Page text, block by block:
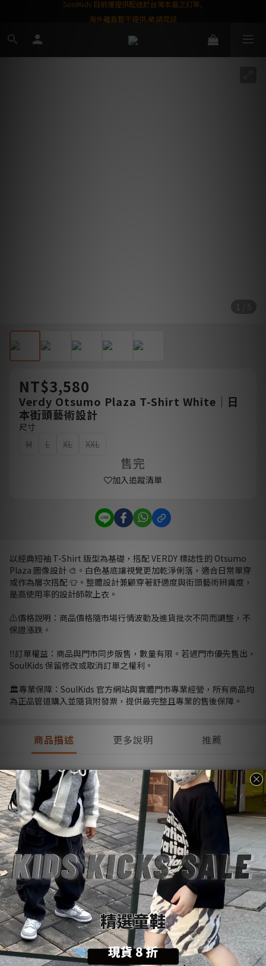
1 / 5
NT$3,580
Verdy Otsumo Plaza T-Shirt White｜日
本街頭藝術設計
尺寸
M
L XL XXL
售完
加入追蹤清單
以經典短袖 T-Shirt 版型為基礎，搭配 VERDY 標誌性的 Otsumo
Plaza 圖像設計 🎨。白色基底讓視覺更加乾淨俐落，適合日常單穿
或作為層次搭配 👕。整體設計兼顧穿著舒適度與街頭藝術辨識度，
是高使用率的設計師款上衣。
⚠️價格說明：商品價格隨市場行情波動及進貨批次不同而調整，不
保證漲跌。
‼️訂單權益：商品與門市同步販售，數量有限。若遇門市優先售出，
SoulKids 保留修改或取消訂單之權利。
🏛️專業保障：SoulKids 官方網站與實體門市專業經營，所有商品均
為正品管道購入並隨貨附發票，提供最完整且專業的售後保障。
商品描述 更多說明 推薦
商品描述
💡 購物前請詳閱：【SoulKids購物須知與條約】
💬 商品諮詢與建議：【聯繫官方@LINE 客服】
送貨方式 (6)
付款方式 (9)
您可能喜歡...
屬購物金❤️
SoulKids 目前僅提供配送於台灣本島之訂單,
海外離島暫不提供,敬請見諒